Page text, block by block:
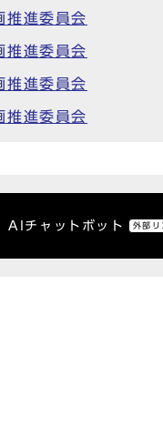
進委員会
進委員会
進委員会
進委員会
AIチャットボット 外部リ